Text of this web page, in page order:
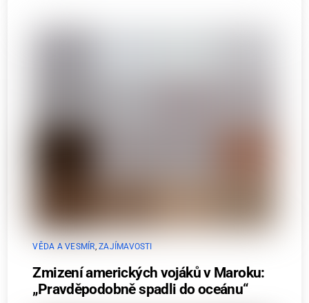
VĚDA A VESMÍR ,ZAJÍMAVOSTI
Zmizení amerických vojáků v Maroku:
„Pravděpodobně spadli do oceánu“